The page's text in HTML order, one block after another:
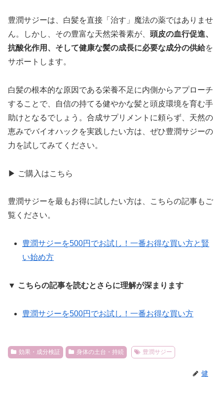
豊潤サジーは、白髪を直接「治す」魔法の薬ではありませ
ん。しかし、その豊富な天然栄養素が、 頭皮の血行促進、
抗酸化作用、そして健康な髪の成長に必要な成分の供給を
サポートします。
白髪の根本的な原因である栄養不足に内側からアプローチ
することで、自信の持てる健やかな髪と頭皮環境を育む手
助けとなるでしょう。合成サプリメントに頼らず、天然の
恵みでバイオハックを実践したい方は、ぜひ豊潤サジーの
力を試してみてください。
▶ ご購入はこちら
豊潤サジーを最もお得に試したい方は、こちらの記事もご
覧ください。
豊潤サジーを500円でお試し！一番お得な買い方と賢
い始め方
▼ こちらの記事を読むとさらに理解が深まります
豊潤サジーを500円でお試し！一番お得な買い方
効果・成分検証 身体の土台・持続 豊潤サジー
健